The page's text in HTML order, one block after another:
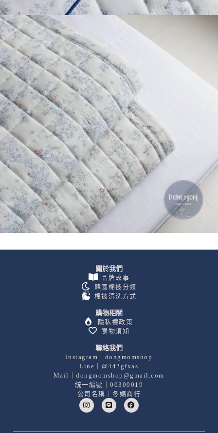
關於我們
品牌故事
韓國棉被分類
棉被清洗方式
購物相關
隱私權政策
購物須知
聯絡我們
Instagram｜dongmomshop
Line｜@442gfxas
Mail｜dongmomshop@gmail.com
統一編號｜00309019
公司名稱｜冬媽商行